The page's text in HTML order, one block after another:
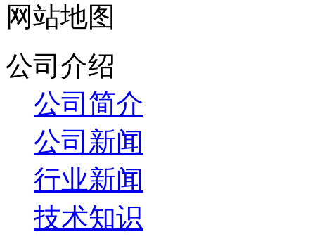
网站地图
公司介绍
公司简介
公司新闻
行业新闻
技术知识